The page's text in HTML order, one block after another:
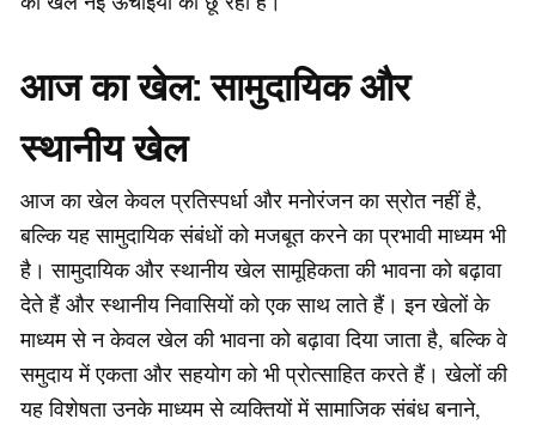
आज का खेल: सामुदायिक और
स्थानीय खेल
आज का खेल केवल प्रतिस्पर्धा और मनोरंजन का स्रोत नहीं है,
बल्कि यह सामुदायिक संबंधों को मजबूत करने का प्रभावी माध्यम भी
है। सामुदायिक और स्थानीय खेल सामूहिकता की भावना को बढ़ावा
देते हैं और स्थानीय निवासियों को एक साथ लाते हैं। इन खेलों के
माध्यम से न केवल खेल की भावना को बढ़ावा दिया जाता है, बल्कि वे
समुदाय में एकता और सहयोग को भी प्रोत्साहित करते हैं। खेलों की
यह विशेषता उनके माध्यम से व्यक्तियों में सामाजिक संबंध बनाने,